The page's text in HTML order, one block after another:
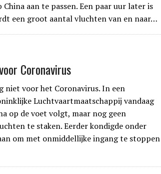
aan te passen. Een paar uur later is
een groot aantal vluchten van en naar…
Coronavirus
niet voor het Coronavirus. In een
Luchtvaartmaatschappij vandaag
op de voet volgt, maar nog geen
te staken. Eerder kondigde onder
om met onmiddellijke ingang te stoppen